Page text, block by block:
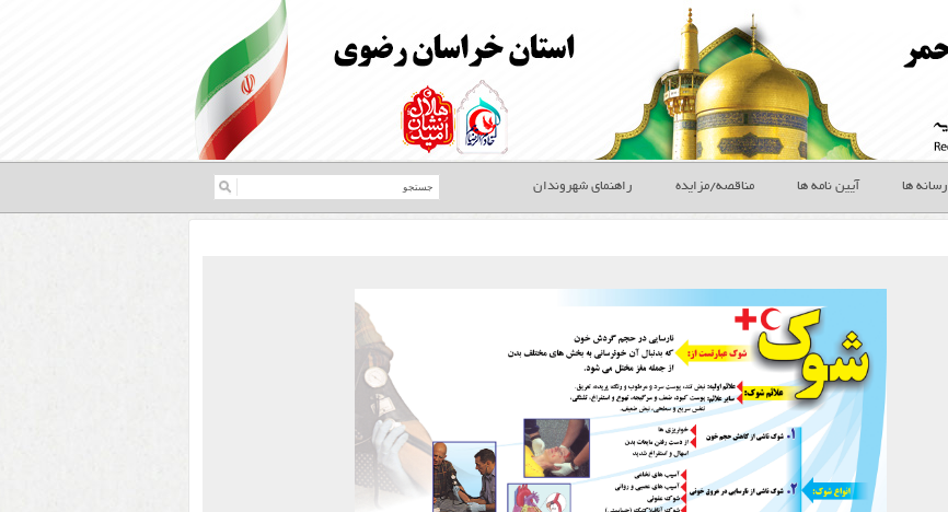
رسانه ها آیین نامه ها مناقصه/مزایده راهنمای شهروندان